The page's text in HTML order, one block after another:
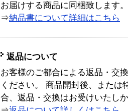
お届けする商品に同梱致します。
⇒納品書について詳細はこちら
返品について
お客様のご都合による返品・交
ください。 商品開封後、または
合、返品・交換はお受けいたし